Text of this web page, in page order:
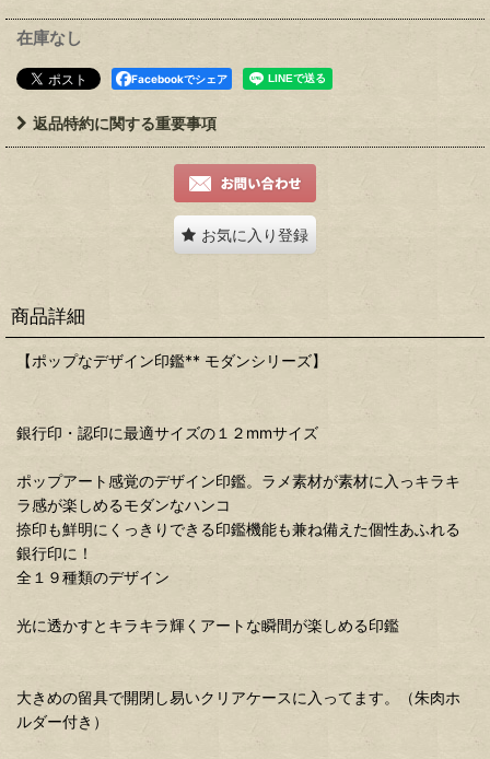
在庫なし
Facebookでシェア
返品特約に関する重要事項
お気に入り登録
商品詳細
【ポップなデザイン印鑑** モダンシリーズ】
銀行印・認印に最適サイズの１２mmサイズ
ポップアート感覚のデザイン印鑑。ラメ素材が素材に入っキラキ
ラ感が楽しめるモダンなハンコ
捺印も鮮明にくっきりできる印鑑機能も兼ね備えた個性あふれる
銀行印に！
全１９種類のデザイン
光に透かすとキラキラ輝くアートな瞬間が楽しめる印鑑
大きめの留具で開閉し易いクリアケースに入ってます。（朱肉ホ
ルダー付き）